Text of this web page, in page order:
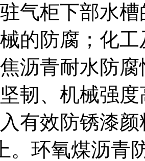
气柜下部水
的防腐；化
沥青耐水防
韧、机械强
有效防锈漆
。环氧煤沥青